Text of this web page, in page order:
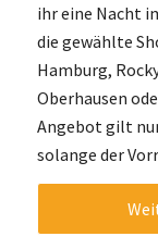
ihr eine Nacht
die gewählte
Hamburg,
Oberhausen
Angebot gilt
solange der